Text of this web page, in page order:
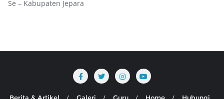
Se – Kabupaten Jepara
Berita & Artikel Galeri Guru Home Hubungi